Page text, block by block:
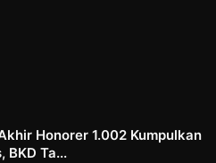
Honorer 1.002 Kumpulkan
BKD Ta...